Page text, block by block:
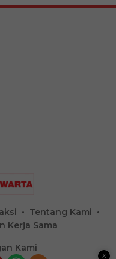
Tentang Kami
Kerja Sama
Kami
X